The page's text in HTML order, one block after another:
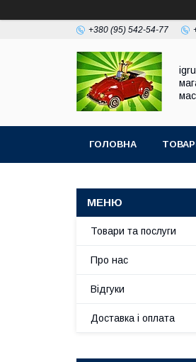
+380 (95) 542-54-77
ГОЛОВНА
Товари та послуги
Про нас
Відгуки
Доставка і оплата